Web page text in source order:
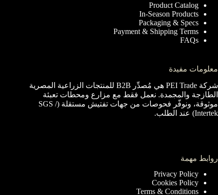
Product Catalog
In-Season Products
Packaging & Specs
Payment & Shipping Terms
FAQs
معلومات مفيدة
شركة PEI Trade هي مُصدِّر B2B للمنتجات الزراعية المصرية
الطازجة والمجمدة. نعمل فقط مع مزارع ومحطات تعبئة
موثوقة، ونوفّر فحوصات من جهات تفتيش مستقلة (SGS /
Intertek) عند الطلب.
روابط مهمة
Privacy Policy
Cookies Policy
Terms & Conditions